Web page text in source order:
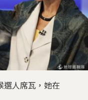
選人席瓦，她在